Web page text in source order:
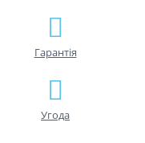
Гарантiя
Угода